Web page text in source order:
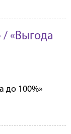
«Выгода
до 100%»